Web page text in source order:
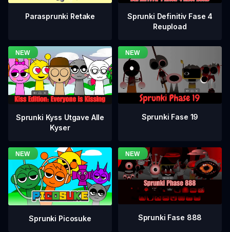
Parasprunki Retake
Sprunki Definitiv Fase 4
Reupload
Sprunki Kyss Utgave Alle
Kyser
Sprunki Fase 19
Sprunki Picosuke Sprunki Fase 888